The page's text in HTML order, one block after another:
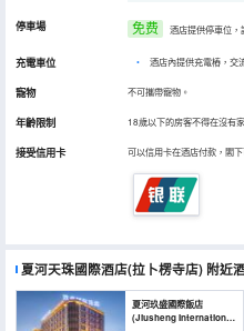
停車場 免费 酒店提供停車位，
充電車位 • 酒店內提供充電樁，交
寵物 不可攜帶寵物。
年齡限制 18歲以下的房客不得在沒有
接受信用卡 可以信用卡在酒店付款，閣
夏河天珠國際酒店(拉卜楞寺店) 附近
夏河玖盛國際飯店
(Jiusheng International